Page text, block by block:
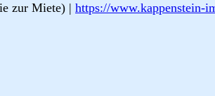
zur Miete) | https://www.kappenstein-